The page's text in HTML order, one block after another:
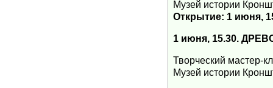
Музей истории
Открытие: 1 июня,
1 июня, 15.30.
Творческий мастер-
Музей истории